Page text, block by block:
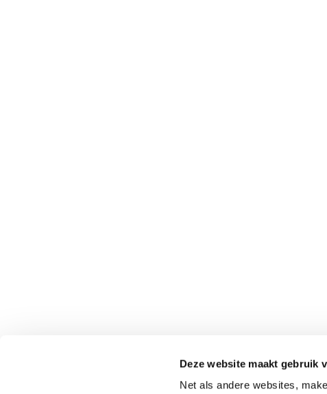
Deze website maakt gebruik
Net als andere websites,